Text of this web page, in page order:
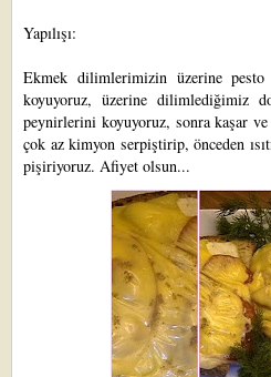
Yapılışı:
Ekmek dilimlerimizin üzerine
koyuyoruz, üzerine dilimlediğimiz
peynirlerini koyuyoruz, sonra kaşar
çok az kimyon serpiştirip, önceden
pişiriyoruz. Afiyet olsun...